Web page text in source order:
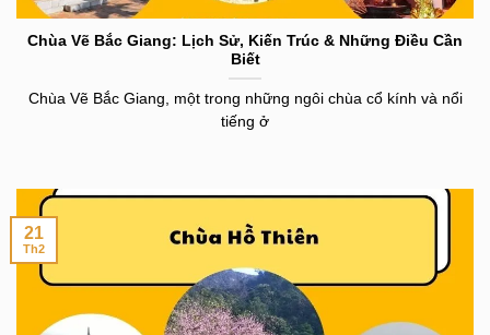
Chùa Vẽ Bắc Giang: Lịch Sử, Kiến Trúc & Những Điều Cần
Biết
Chùa Vẽ Bắc Giang, một trong những ngôi chùa cổ kính và nổi
tiếng ở
21
Th2